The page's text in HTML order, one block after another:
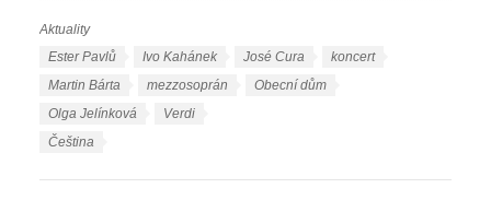
R
y
Aktuality
Š
y
Ester Pavlů Ivo Kahánek José Cura
koncert
Martin Bárta
mezzosoprán
Obecní dům
Olga Jelínková
Verdi
Čeština